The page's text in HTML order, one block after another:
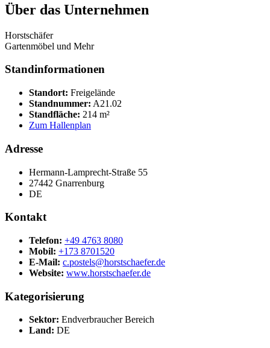
Über das Unternehmen
Horstschäfer
Gartenmöbel und Mehr
Standinformationen
Standort: Freigelände
Standnummer: A21.02
Standfläche: 214 m²
Zum Hallenplan
Adresse
Hermann-Lamprecht-Straße 55
27442 Gnarrenburg
DE
Kontakt
Telefon: +49 4763 8080
Mobil: +173 8701520
E-Mail: c.postels@horstschaefer.de
Website: www.horstschaefer.de
Kategorisierung
Sektor: Endverbraucher Bereich
Land: DE